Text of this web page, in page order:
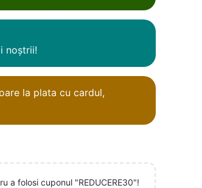
noștrii!
la plata cu cardul,
a folosi cuponul "REDUCERE30"!